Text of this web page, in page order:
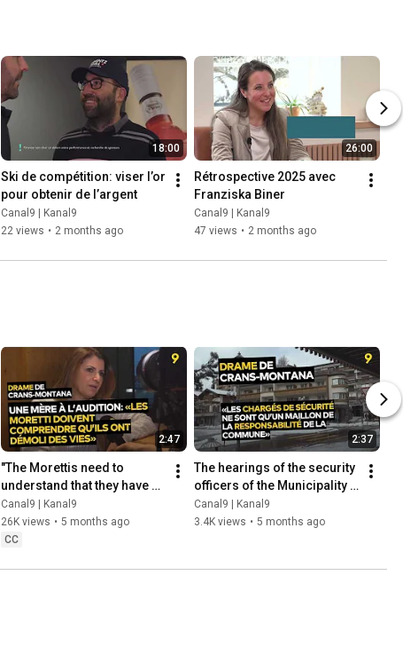
18:00
Ski de compétition: viser l’or
pour obtenir de l’argent
Canal9 | Kanal9
22 views • 2 months ago
26:00
Rétrospective 2025 avec
Franziska Biner
Canal9 | Kanal9
47 views • 2 months ago
2:47
"The Morettis need to
understand that they have
destroyed lives."
Canal9 | Kanal9
26K views • 5 months ago
CC
2:37
The hearings of the security
officers of the Municipality
of Crans-Montana are
continuing
Canal9 | Kanal9
3.4K views • 5 months ago